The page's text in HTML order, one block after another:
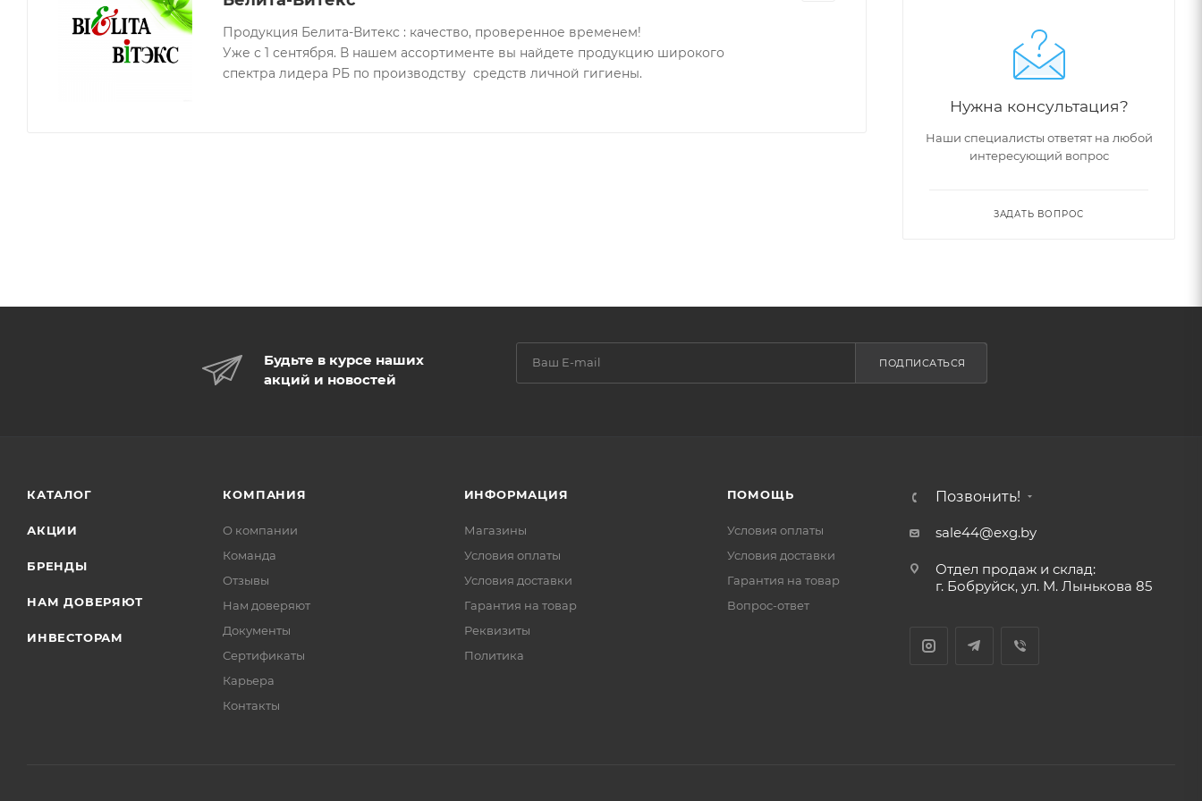
Основные активные компоненты:
Пантенол: увлажняет волосы, придаёт им блеск и сияние, предотвращает повреждения.
Продукция Белита-Витекс : качество, проверенное временем!
Уже с 1 сентября. В нашем ассортименте вы найдете продукцию широкого
спектра лидера РБ по производству средств личной гигиены.
Нужна консультация?
Наши специалисты ответят на любой
интересующий вопрос
ЗАДАТЬ ВОПРОС
Будьте в курсе наших
акций и новостей
ПОДПИСАТЬСЯ
КАТАЛОГ
АКЦИИ
БРЕНДЫ
НАМ ДОВЕРЯЮТ
ИНВЕСТОРАМ
КОМПАНИЯ
О компании
Команда
Отзывы
Нам доверяют
Документы
Сертификаты
Карьера
Контакты
ИНФОРМАЦИЯ
Магазины
Условия оплаты
Условия доставки
Гарантия на товар
Реквизиты
Политика
ПОМОЩЬ
Условия оплаты
Условия доставки
Гарантия на товар
Вопрос-ответ
Позвонить!
sale44@exg.by
Отдел продаж и склад:
г. Бобруйск, ул. М. Лынькова 85